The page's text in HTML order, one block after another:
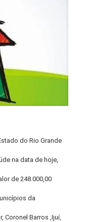
do Rio Grande
na data de hoje,
de 248.000,00
da
Coronel Barros ,Ijuí,